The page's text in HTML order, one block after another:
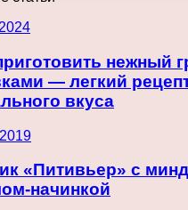
нежный
— легкий
вкуса
«Питивьер» с
начинкой